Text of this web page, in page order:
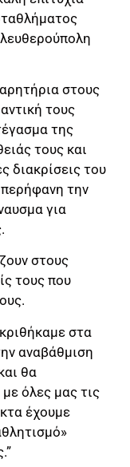
στους
τους
της
τους και
διακρίσεις του
περήφανη την
για
στους
τους που
στα
αναβάθμιση
θα
όλες μας τις
έχουμε